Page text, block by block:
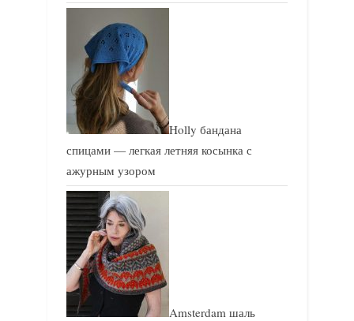
Holly бандана
спицами — легкая летняя косынка с
ажурным узором
Amsterdam шаль